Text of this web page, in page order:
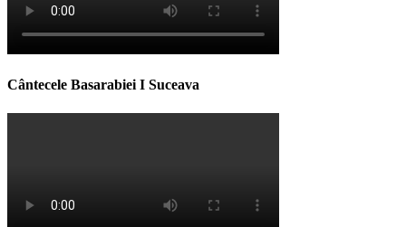
Cântecele Basarabiei I Suceava